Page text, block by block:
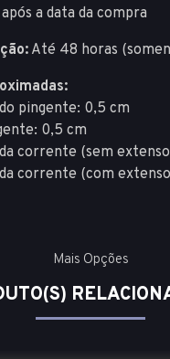
após a data da compra
Até 48 horas
pingente: 0,5 cm
0,5 cm
corrente (sem
corrente (com
Mais Opções